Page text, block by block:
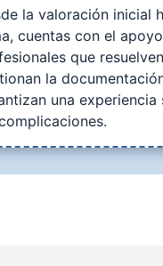
la valoración inicial
cuentas con el
que
la
una experiencia